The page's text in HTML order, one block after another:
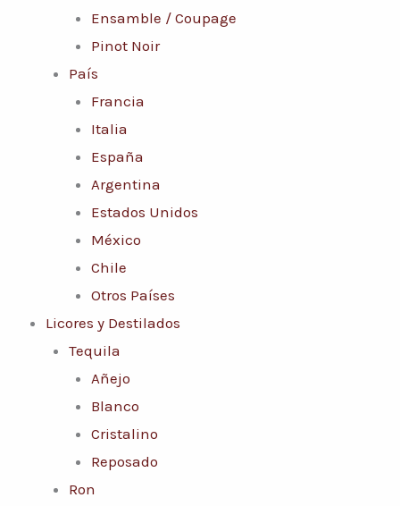
Ensamble / Coupage
Pinot Noir
País
Francia
Italia
España
Argentina
Estados Unidos
México
Chile
Otros Países
Licores y Destilados
Tequila
Añejo
Blanco
Cristalino
Reposado
Ron